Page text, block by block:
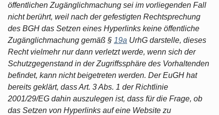
öffentlichen Zugänglichmachung sei im vorliegenden Fall
nicht berührt, weil nach der gefestigten Rechtsprechung
des BGH das Setzen eines Hyperlinks keine öffentliche
Zugänglichmachung gemäß § 19a UrhG darstelle, dieses
Recht vielmehr nur dann verletzt werde, wenn sich der
Schutzgegenstand in der Zugriffssphäre des Vorhaltenden
befindet, kann nicht beigetreten werden. Der EuGH hat
bereits geklärt, dass Art. 3 Abs. 1 der Richtlinie
2001/29/EG dahin auszulegen ist, dass für die Frage, ob
das Setzen von Hyperlinks auf eine Website zu